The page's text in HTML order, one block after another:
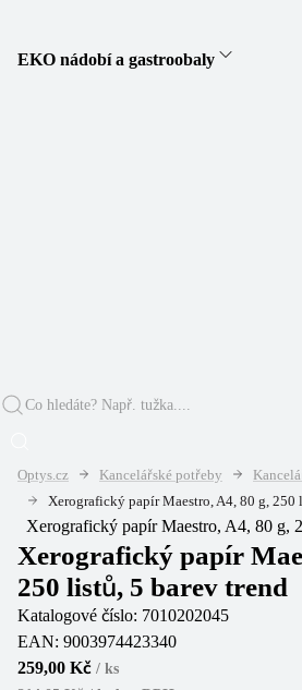
EKO nádobí a gastroobaly
Optys.cz Kancelářské potřeby
Xerografický papír Maestro, A4, 80 g, 250
Xerografický papír
250 listů, 5 barev trend
Katalogové číslo: 7010202045
EAN: 9003974423340
259,00 Kč / ks